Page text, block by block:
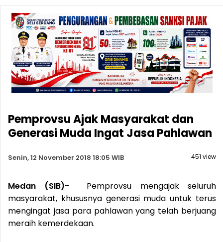
Pemprovsu Ajak Masyarakat dan
Generasi Muda Ingat Jasa Pahlawan
Senin, 12 November 2018 18:05 WIB 451 view
Medan (SIB)-
Pemprovsu mengajak seluruh
masyarakat, khususnya generasi muda untuk terus
mengingat jasa para pahlawan yang telah berjuang
meraih kemerdekaan.